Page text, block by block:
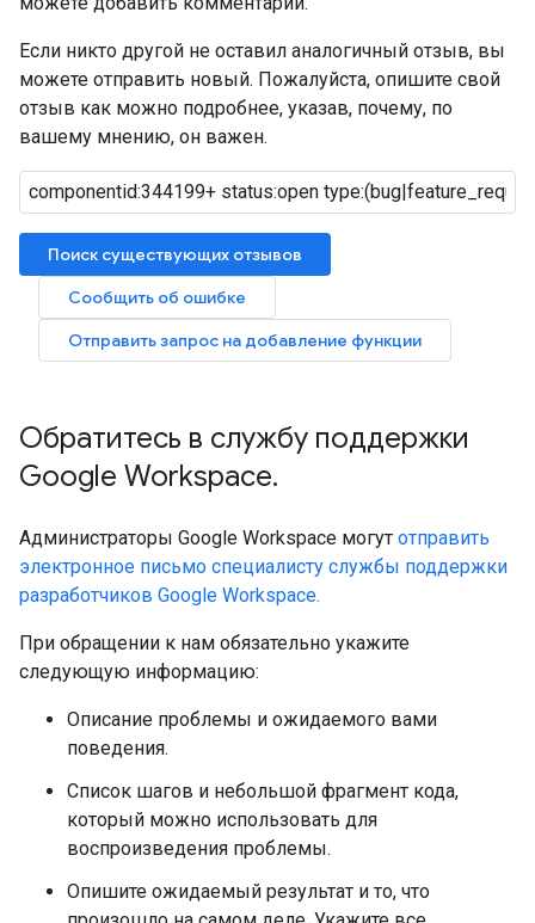
Если никто другой не оставил аналогичный отзыв, вы
можете отправить новый. Пожалуйста, опишите свой
отзыв как можно подробнее, указав, почему, по
вашему мнению, он важен.
Поиск существующих отзывов
Сообщить об ошибке
Отправить запрос на добавление функции
Обратитесь в службу поддержки
Google Workspace.
Администраторы Google Workspace могут отправить
электронное письмо специалисту службы поддержки
разработчиков Google Workspace.
При обращении к нам обязательно укажите
следующую информацию:
Описание проблемы и ожидаемого вами
поведения.
Список шагов и небольшой фрагмент кода,
который можно использовать для
воспроизведения проблемы.
Опишите ожидаемый результат и то, что